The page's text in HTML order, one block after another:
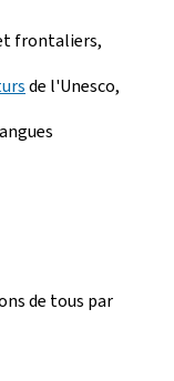
frontaliers,
de l'Unesco,
de tous par